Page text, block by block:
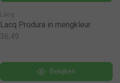
Lacq
Lacq Produra in mengkleur
36,49
Bekijken